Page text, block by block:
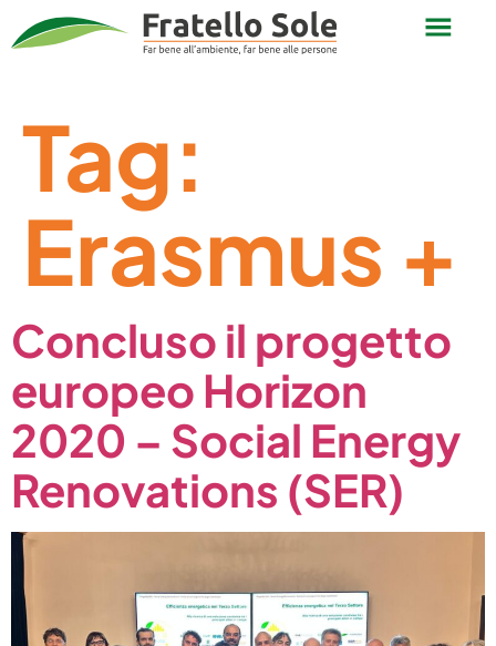
Tag:
Erasmus +
Concluso il progetto
europeo Horizon
2020 – Social Energy
Renovations (SER)